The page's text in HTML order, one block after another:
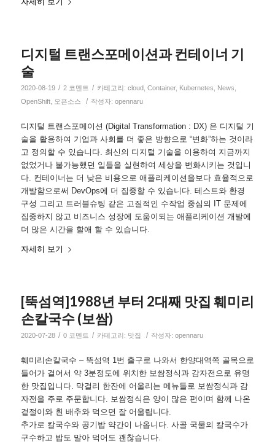
디지털 트랜스포메이션과 컨테이너 기
술
2020-08-19 / 2 코멘트 / 카테고리: cloud, Container, Kubernetes News
OpenShift, 오픈소스 / 작성자: opennaru
디지털 트랜스포메이션 (Digital Transformation : DX) 은 디지털 기
술을 활용하여 기업과 사회를 더 좋은 방향으로 “변화”하는 것이라
고 정의할 수 있습니다. 최신의 디지털 기술을 이용하여 지금까지
없었거나 불가능했던 일들을 실현하여 세상을 변화시키는 것입니
다. 컨테이너는 더 낮은 비용으로 애플리케이션을보다 효율적으로
개발함으로써 DevOps에 더 집중할 수 있습니다. 테스트와 환경
구성 그리고 트러블슈팅 같은 고질적인 수작업 중심의 IT 문제에
집중하지 않고 비즈니스 성장에 도움이되는 애플리케이션 개발에
더 많은 시간을 할애 할 수 있습니다.
자세히 보기
[뚝섬역]1988년 부터 2대째 맛집 훼미리
손칼국수 (보쌈)
2020-07-28 / 0 코멘트 / 카테고리: 맛집 / 작성자: opennaru
훼미리손칼국수 – 뚝섬역 1번 출구로 나와서 한양대역쪽 골목으로
들어가 걸어서 약 3분정도에 위치한 보쌈정식과 감자전으로 유명
한 맛집입니다. 막걸리 한잔에 어울리는 메뉴들로 보쌈정식과 감
자전을 주로 주문합니다. 보쌈정식은 양이 많은 편이며 함께 나온
겉절이와 흰 배추와 먹으면 잘 어울립니다.
추가로 칼국수와 공기밥 약간이 나옵니다. 사골 국물의 칼국수가
구수하고 밥도 말아 먹어도 괜찮습니다.